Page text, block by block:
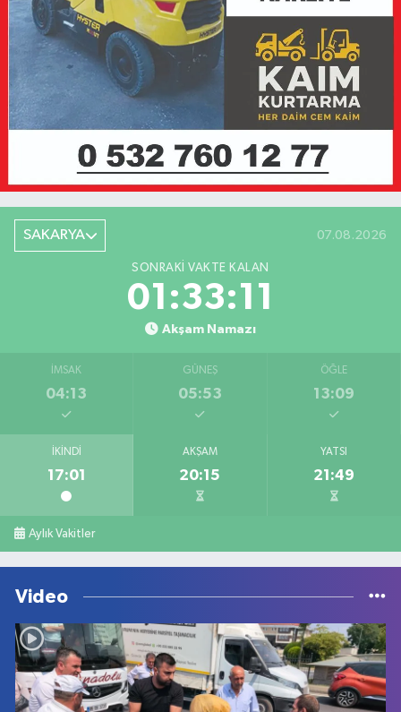
SAKARYA 07.08.2026
SONRAKI VAKTE KALAN
01:33:11
Akşam Namazı
İMSAK
04:13
GÜNEŞ
05:53
ÖĞLE
13:09
İKINDI
17:01
AKŞAM
20:15
YATSI
21:49
Aylık Vakitler
Video